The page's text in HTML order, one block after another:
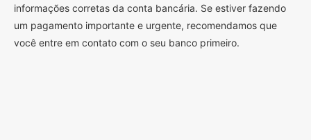
informações corretas da conta bancária. Se estiver fazendo
um pagamento importante e urgente, recomendamos que
você entre em contato com o seu banco primeiro.